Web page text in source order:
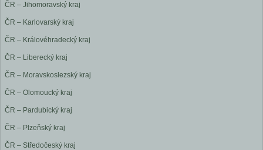
ČR – Jihomoravský kraj
ČR – Karlovarský kraj
ČR – Královéhradecký kraj
ČR – Liberecký kraj
ČR – Moravskoslezský kraj
ČR – Olomoucký kraj
ČR – Pardubický kraj
ČR – Plzeňský kraj
ČR – Středočeský kraj